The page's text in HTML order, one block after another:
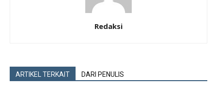
Redaksi
ARTIKEL TERKAIT DARI PENULIS